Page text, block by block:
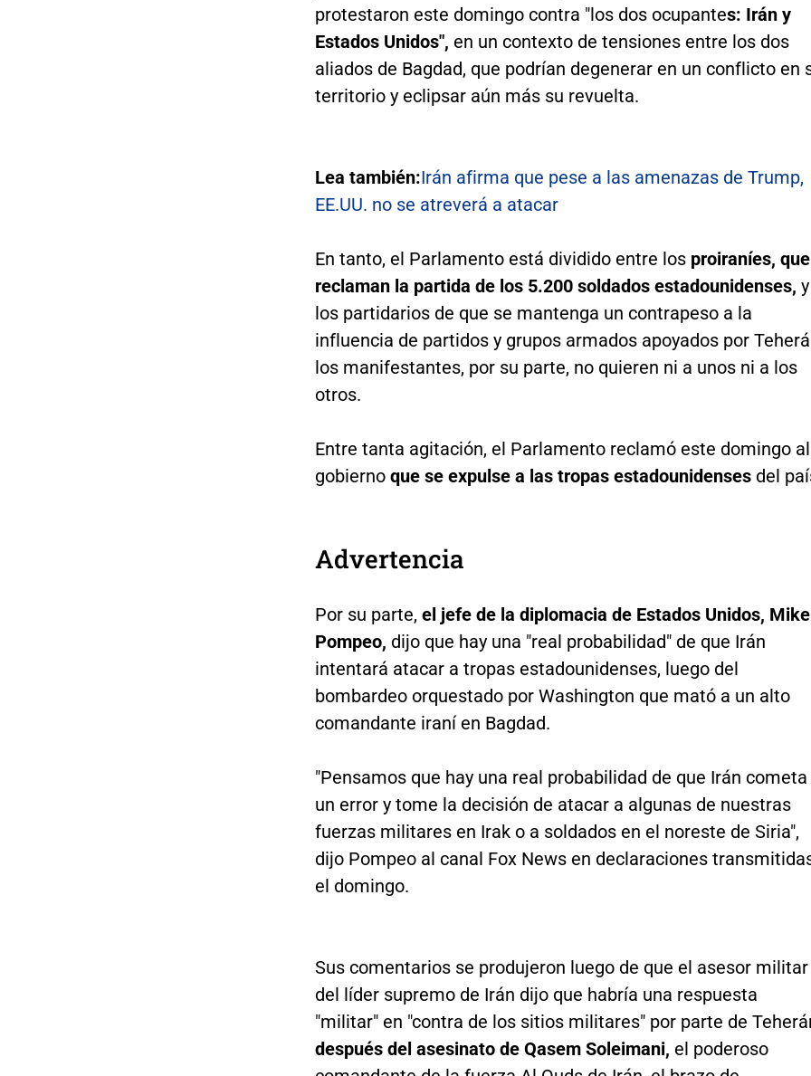
protestaron este domingo contra "los dos ocupantes: Irán y
Estados Unidos", en un contexto de tensiones entre los dos
aliados de Bagdad, que podrían degenerar en un conflicto en
territorio y eclipsar aún más su revuelta.
Lea también:Irán afirma que pese a las amenazas de Trump,
EE.UU. no se atreverá a atacar
En tanto, el Parlamento está dividido entre los proiraníes, que
reclaman la partida de los 5.200 soldados estadounidenses, y
los partidarios de que se mantenga un contrapeso a la
influencia de partidos y grupos armados apoyados por
los manifestantes, por su parte, no quieren ni a unos ni a los
otros.
Entre tanta agitación, el Parlamento reclamó este domingo al
gobierno que se expulse a las tropas estadounidenses del
Advertencia
Por su parte, el jefe de la diplomacia de Estados Unidos, Mike
Pompeo, dijo que hay una "real probabilidad" de que Irán
intentará atacar a tropas estadounidenses, luego del
bombardeo orquestado por Washington que mató a un alto
comandante iraní en Bagdad.
"Pensamos que hay una real probabilidad de que Irán cometa
un error y tome la decisión de atacar a algunas de nuestras
fuerzas militares en Irak o a soldados en el noreste de Siria",
dijo Pompeo al canal Fox News en declaraciones
el domingo.
Sus comentarios se produjeron luego de que el asesor militar
del líder supremo de Irán dijo que habría una respuesta
"militar" en "contra de los sitios militares" por parte de
después del asesinato de Qasem Soleimani, el poderoso